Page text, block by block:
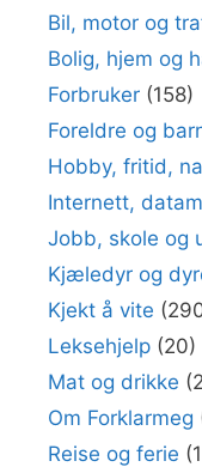
Bil, motor og
Bolig, hjem og
Forbruker (158)
Foreldre og
Hobby, fritid,
Internett,
Jobb, skole og
Kjæledyr og
Kjekt å vite
Leksehjelp (20)
Mat og drikke
Om Forklarmeg
Reise og ferie